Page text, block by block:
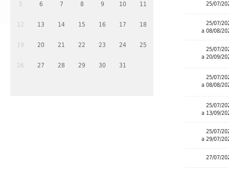
5 6 7 8 9 10 11
12 13 14 15 16 17 18
19 20 21 22 23 24 25
26 27 28 29 30 31
25/07/
25/07/
a 08/08/
25/07/
a 20/09/
25/07/
a 08/08/
25/07/
a 13/09/
25/07/
a 29/07/
27/07/